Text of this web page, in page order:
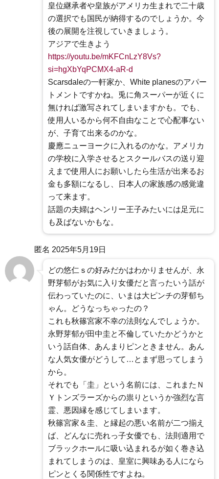
皇位継承者や皇族がアメリカ生まれで二十歳
の選択でも国民が納得するのでしょうか。今
後の展開を注視していきましょう。
アジアで生きよう
https://youtu.be/mKFCnLzY8Vs?
si=hgXbYqPCMX4-aR-d
Scarsdaleの一軒家か、White planesのアパー
トメントですかね。兎に角スーパーが近くに
無ければ激写されてしまいますかも。でも、
使用人いるから何不自由なことで心配事ない
が、子育て出来るのかな。
慶應ニューヨークに入れるのかな。アメリカ
の学校に入学させるとスクールバスの送り迎
えまで使用人にお願いしたら生活が出来るお
金も多額になるし、日本人の家族感の感覚違
って来ます。
話題の夫婦はヘンリー王子みたいには足元に
も及ばないかもな。
匿名 2025年5月19日
どの悠仁ｓの好みだかはわかりませんが、永
野芽郁がお気に入り女優だと言ったいう話が
伝わっていたのに、いまは大ピンチの芽郁ち
ゃん。どうなっちゃったの？
これも秋篠宮家不幸の法則なんでしょうか。
永野芽郁が田中圭と不倫していたかどうかと
いう話自体、あんまりピンときません。あん
な人気女優がどうして…とまず思ってしまう
から。
それでも「圭」という名前には、これまたＮ
Ｙトンズラーズからの祟りというか強烈な言
霊、悪因縁を感じてしまいます。
秋篠宮家＆圭、と縁起の悪い名前が二つ揃え
ば、どんなに売れっ子女優でも、法則適用で
ブラックホールに吸い込まれるが如く巻き込
まれてしまうのは、皇室に興味ある人になら
ピンとくる関係性ですよね。